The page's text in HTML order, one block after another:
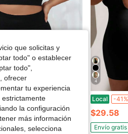
simple para uso diario de mujeres de talla grande y unicolor
3
4
Local -41%
$29.58
Envío gratis
que solicitas y
todo" o establecer
todo",
ofrecer
tu experiencia
estrictamente
la configuración
más información
selecciona